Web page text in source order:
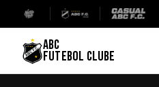
ABC
FUTEBOL CLUBE